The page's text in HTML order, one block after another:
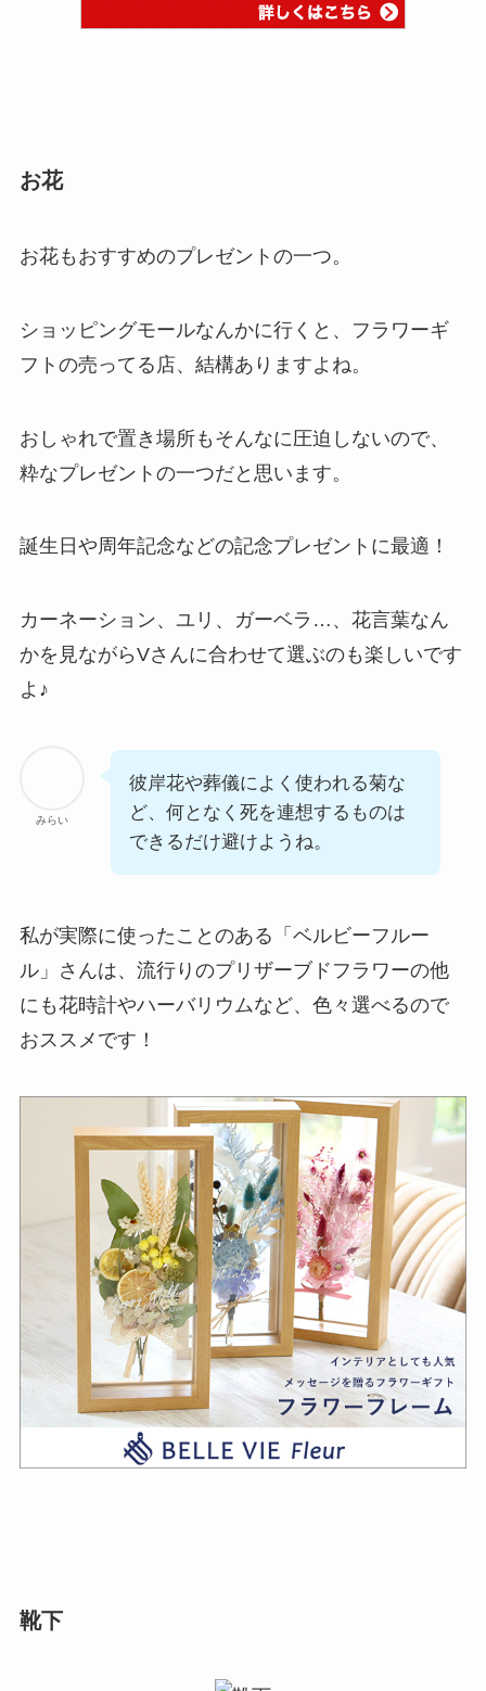
お花
お花もおすすめのプレゼントの一つ。
ショッピングモールなんかに行くと、フラワーギ
フトの売ってる店、結構ありますよね。
おしゃれで置き場所もそんなに圧迫しないので、
粋なプレゼントの一つだと思います。
誕生日や周年記念などの記念プレゼントに最適！
カーネーション、ユリ、ガーベラ…、 花言葉なん
かを見ながらVさんに合わせて選ぶのも楽しいです
よ♪
みらい
彼岸花や葬儀によく使われる菊な
ど、何となく死を連想するものは
できるだけ避けようね。
私が実際に使ったことのある「ベルビーフルー
ル」さんは、 流行りのプリザーブドフラワーの他
にも花時計やハーバリウムなど、色々選べるので
おススメ です！
靴下